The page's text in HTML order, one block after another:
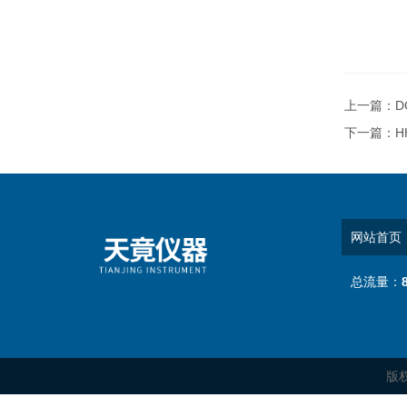
上一篇：
下一篇：
网站首页
总流量：
版